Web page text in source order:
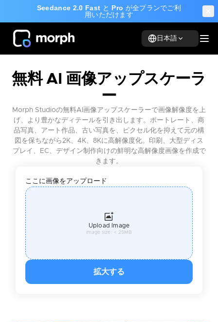
Seedance 2.0 Fast と Pro が全プランでご利
用いただけます
日本語
無料 AI 画像アップスケーラ
ー
Morph Studioの無料AI画像アップスケーラーで画像解像度を上
げ、より豊かなディテールを引き出します。ポートレート、商
品写真、アート作品、古い写真を、ピクセル化を抑えて元の構
図を保ちながら2K、4K、8Kに高解像度化。印刷、大型ディス
プレイ、EC、デザイン制作向けの鮮明な高解像度画像を作成で
きます。
ここに画像をアップロード
Upload Image
image size: < 25MB
拡大する